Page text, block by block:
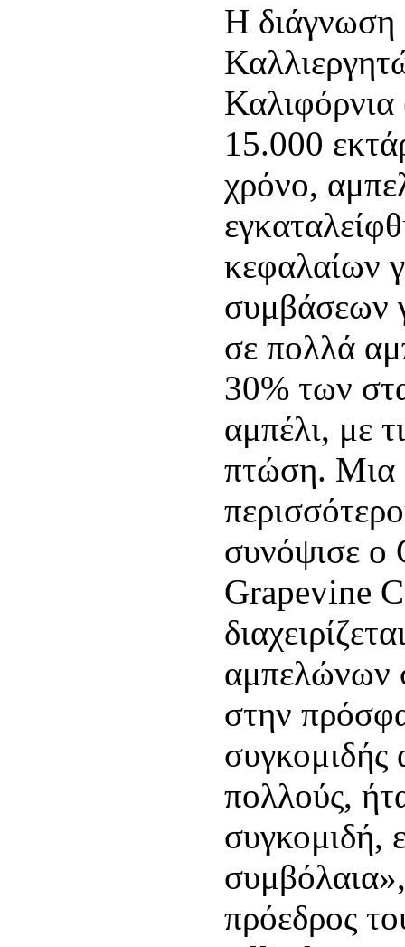
Η διάγνωση
15.000
χρόνο,
κεφαλαίων
συμβάσεων
σε πολλά
30% των
αμπέλι, με
πτώση. Μια
συνόψισε ο
Grapevine
αμπελώνων
στην
πολλούς,
συγκομιδή,
πρόεδρος